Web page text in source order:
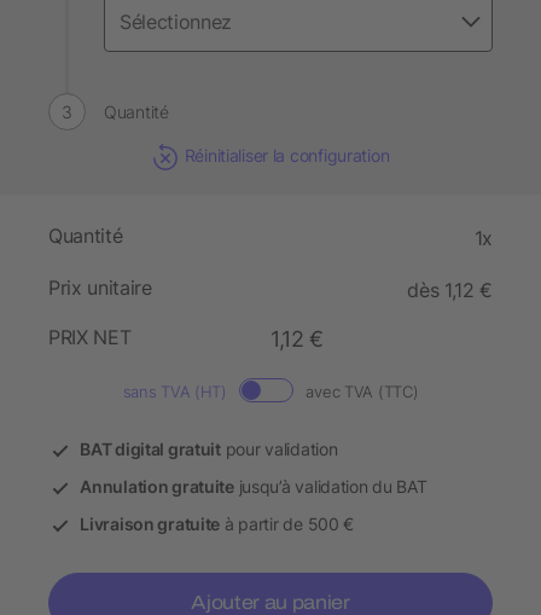
Quantité
Réinitialiser la configuration
Quantité 1x
Prix unitaire
dès 1,12 €
PRIX NET
1,12 €
sans TVA (HT) avec TVA (TTC)
BAT digital gratuitpour validation
Annulation gratuitejusqu’à validation du BAT
Livraison gratuite à partir de 500 €
Ajouter au panier